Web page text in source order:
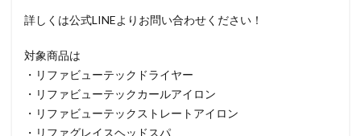
詳しくは公式LINEよりお問い合わせください！
対象商品は
・リファビューテックドライヤー
・リファビューテックカールアイロン
・リファビューテックストレートアイロン
・リファグレイスヘッドスパ